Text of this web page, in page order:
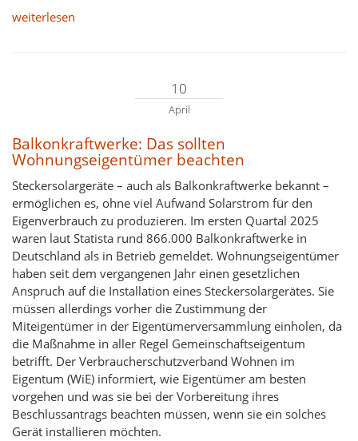
weiterlesen
10
April
Balkonkraftwerke: Das sollten
Wohnungseigentümer beachten
Steckersolargeräte – auch als Balkonkraftwerke bekannt –
ermöglichen es, ohne viel Aufwand Solarstrom für den
Eigenverbrauch zu produzieren. Im ersten Quartal 2025
waren laut Statista rund 866.000 Balkonkraftwerke in
Deutschland als in Betrieb gemeldet. Wohnungseigentümer
haben seit dem vergangenen Jahr einen gesetzlichen
Anspruch auf die Installation eines Steckersolargerätes. Sie
müssen allerdings vorher die Zustimmung der
Miteigentümer in der Eigentümerversammlung einholen, da
die Maßnahme in aller Regel Gemeinschaftseigentum
betrifft. Der Verbraucherschutzverband Wohnen im
Eigentum (WiE) informiert, wie Eigentümer am besten
vorgehen und was sie bei der Vorbereitung ihres
Beschlussantrags beachten müssen, wenn sie ein solches
Gerät installieren möchten.